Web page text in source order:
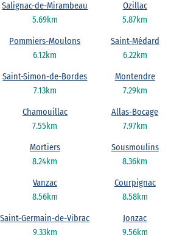
5.69km
Salignac-de-Mirambeau
5.87km
Ozillac
6.12km
Pommiers-Moulons
6.22km
Saint-Médard
7.13km
Saint-Simon-de-Bordes
7.29km
Montendre
7.55km
Chamouillac
7.97km
Allas-Bocage
8.24km
Mortiers
8.36km
Sousmoulins
8.56km
Vanzac
8.58km
Courpignac
9.33km
Saint-Germain-de-Vibrac
9.56km
Jonzac